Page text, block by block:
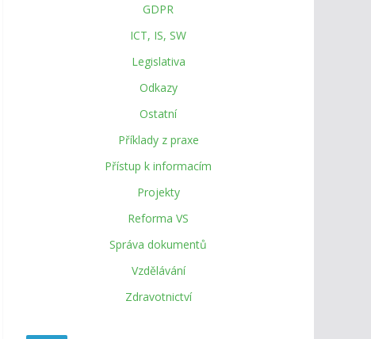
GDPR
ICT, IS, SW
Legislativa
Odkazy
Ostatní
Příklady z praxe
Přístup k informacím
Projekty
Reforma VS
Správa dokumentů
Vzdělávání
Zdravotnictví